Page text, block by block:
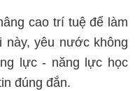
cao trí tuệ để làm
này, yêu nước không
lực - năng lực học
đúng đắn.